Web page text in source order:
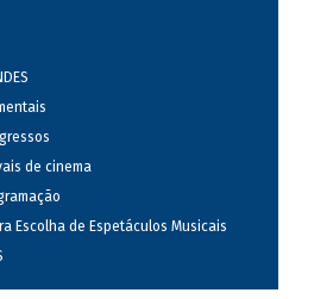
de cinema
Escolha de Espetáculos Musicais